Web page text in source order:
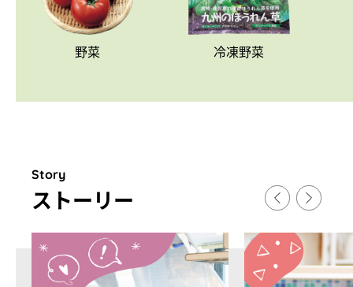
野菜 冷凍野菜
Story
ストー リ ー